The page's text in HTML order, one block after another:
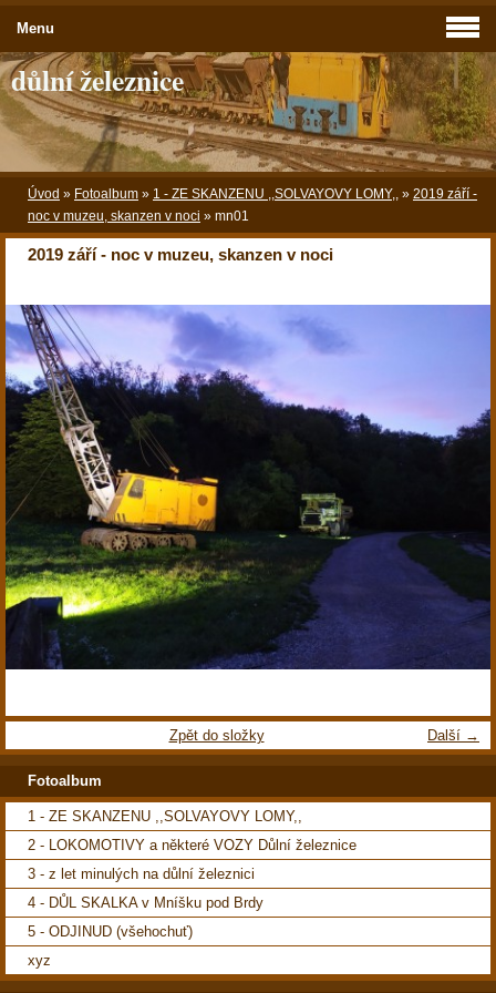
důlní železnice
Úvod » Fotoalbum » 1 - ZE SKANZENU ,,SOLVAYOVY LOMY,, » 2019 září -
noc v muzeu, skanzen v noci » mn01
2019 září - noc v muzeu, skanzen v noci
Další →
Zpět do složky
Menu
Fotoalbum
1 - ZE SKANZENU ,,SOLVAYOVY LOMY,,
2 - LOKOMOTIVY a některé VOZY Důlní železnice
3 - z let minulých na důlní železnici
4 - DŮL SKALKA v Mníšku pod Brdy
5 - ODJINUD (všehochuť)
xyz